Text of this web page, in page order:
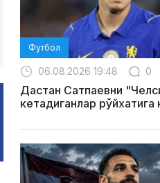
Футбол
06.08.2026 19:48 0
Дастан Сатпаевни
кетадиганлар